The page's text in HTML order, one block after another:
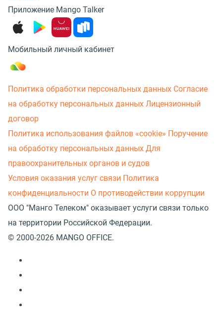
Приложение Mango Talker
Мобильный личный кабинет
Политика обработки персональных данных Согласие
на обработку персональных данных Лицензионный
договор
Политика использования файлов «cookie» Поручение
на обработку персональных данных Для
правоохранительных органов и судов
Условия оказания услуг связи Политика
конфиденциальности О противодействии коррупции
ООО "Манго Телеком" оказывает услуги связи только
на территории Российской Федерации.
© 2000-2026 MANGO OFFICE.